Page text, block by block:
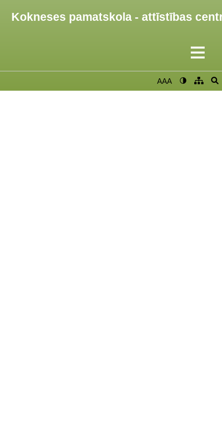
Kokneses pamatskola - attīstības
AAA